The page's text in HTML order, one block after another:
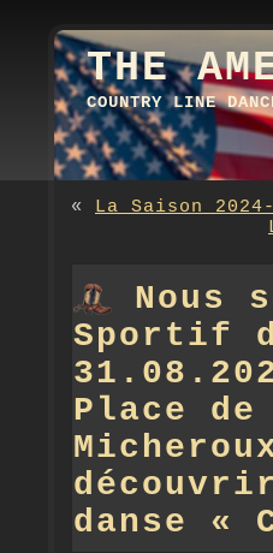
THE
COUNTRY LINE
« La Saison
Nous
Sportif
Place
danse «